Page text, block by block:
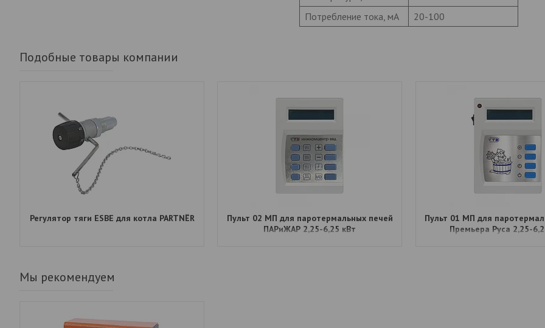
Потребление тока, мА 20-100
Подобные товары компании
Регулятор тяги ESBE для котла PARTNЁR
Пульт 02 МП для паротермальных печей
ПАРиЖАР 2,25-6,25 кВт
Пульт 01 МП для
Премьера Руса 2,25-
Мы рекомендуем